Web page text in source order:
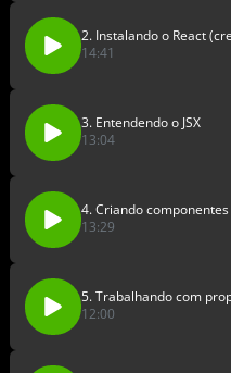
2. Instalando o React
14:41
3. Entendendo o JSX
13:04
4. Criando componentes
13:29
5. Trabalhando com
12:00